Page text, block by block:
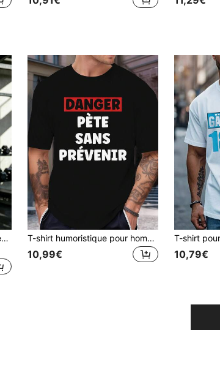
ARUNOW Ceinture de compression de sauna pour hommes, T-shirt d'entraînement, Gilet de fitness favorisant la transpiration, Top de sport, Convient pour l'entraînement en salle de gym
T-shirt humoristique pour hommes avec phrase française - "Danger, je parle français" Graphique T-shirt fantaisie, coupe ample décontractée à manches courtes avec texte français, confort toutes saisons pour le port décontracté et les fêtes (noir/rouge/blanc)
10,99€ 10,79€